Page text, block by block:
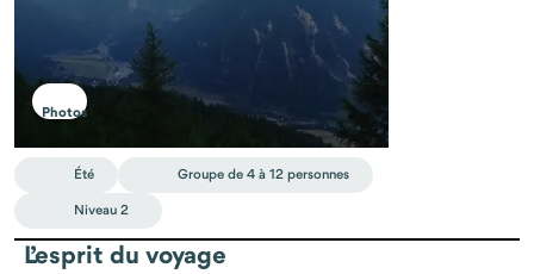
Photos
Été
Groupe de 4 à 12 personnes
Niveau 2
L’esprit du voyage